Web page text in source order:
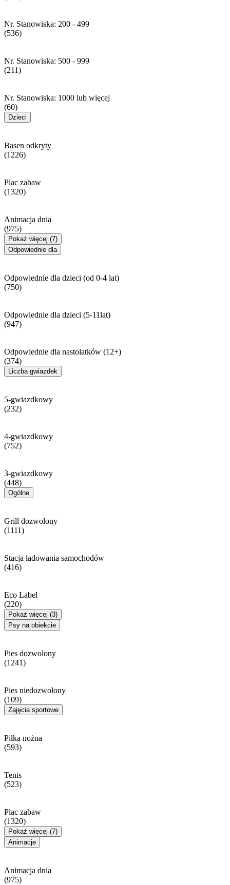
Nr. Stanowiska: 200 - 499
(536)
Nr. Stanowiska: 500 - 999
(211)
Nr. Stanowiska: 1000 lub więcej
(60)
Dzieci
Basen odkryty
(1226)
Plac zabaw
(1320)
Animacja dnia
(975)
Pokaż więcej (7)
Odpowiednie dla
Odpowiednie dla dzieci (od 0-4 lat)
(750)
Odpowiednie dla dzieci (5-11lat)
(947)
Odpowiednie dla nastolatków (12+)
(374)
Liczba gwiazdek
5-gwiazdkowy
(232)
4-gwiazdkowy
(752)
3-gwiazdkowy
(448)
Ogólne
Grill dozwolony
(1111)
Stacja ładowania samochodów
(416)
Eco Label
(220)
Pokaż więcej (3)
Psy na obiekcie
Pies dozwolony
(1241)
Pies niedozwolony
(109)
Zajęcia sportowe
Piłka nożna
(593)
Tenis
(523)
Plac zabaw
(1320)
Pokaż więcej (7)
Animacje
Animacja dnia
(975)